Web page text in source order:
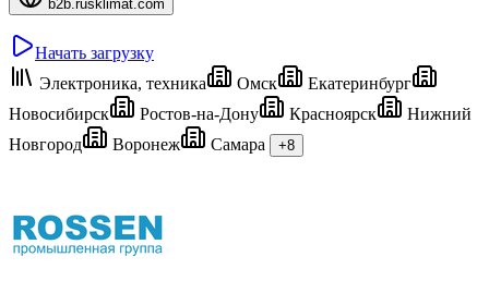
b2b.rusklimat.com
Начать загрузку
Электроника, техника
Омск
Екатеринбург
Новосибирск
Ростов-на-Дону Красноярск
Нижний
Новгород
Воронеж Самара +8